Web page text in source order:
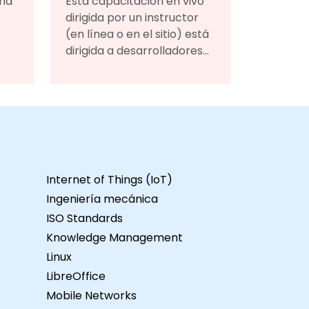
dirigida por un instructor
(en línea o en el sitio) está
dirigida a desarrolladores
distribuidas, análisis y
visualización de datos,
programación de
interfaces de usuario y
scripts de
mantenimiento.Formato
del curso Clases
interactivas y discusión.
Internet of Things (IoT)
Ingeniería mecánica
ISO Standards
Knowledge Management
Linux
LibreOffice
Mobile Networks